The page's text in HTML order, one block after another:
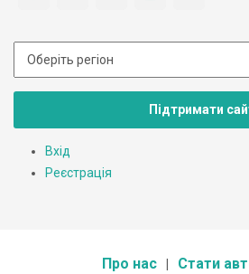
Підтримати
Вхід
Реєстрація
Про нас Стати